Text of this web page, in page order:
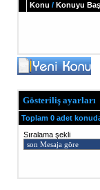
Konu / Konuyu
Gösteriliş ayarları
Toplam 0 adet
Sıralama şekli